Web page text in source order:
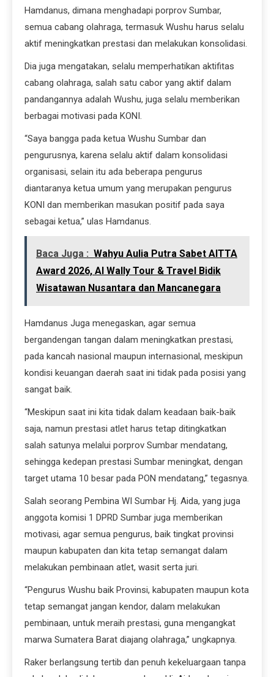
Hamdanus, dimana menghadapi porprov Sumbar,
semua cabang olahraga, termasuk Wushu harus selalu
aktif meningkatkan prestasi dan melakukan konsolidasi.
Dia juga mengatakan, selalu memperhatikan aktifitas
cabang olahraga, salah satu cabor yang aktif dalam
pandangannya adalah Wushu, juga selalu memberikan
berbagai motivasi pada KONI.
“Saya bangga pada ketua Wushu Sumbar dan
pengurusnya, karena selalu aktif dalam konsolidasi
organisasi, selain itu ada beberapa pengurus
diantaranya ketua umum yang merupakan pengurus
KONI dan memberikan masukan positif pada saya
sebagai ketua,” ulas Hamdanus.
Baca Juga : Wahyu Aulia Putra Sabet AITTA
Award 2026, Al Wally Tour & Travel Bidik
Wisatawan Nusantara dan Mancanegara
Hamdanus Juga menegaskan, agar semua
bergandengan tangan dalam meningkatkan prestasi,
pada kancah nasional maupun internasional, meskipun
kondisi keuangan daerah saat ini tidak pada posisi yang
sangat baik.
“Meskipun saat ini kita tidak dalam keadaan baik-baik
saja, namun prestasi atlet harus tetap ditingkatkan
salah satunya melalui porprov Sumbar mendatang,
sehingga kedepan prestasi Sumbar meningkat, dengan
target utama 10 besar pada PON mendatang,” tegasnya.
Salah seorang Pembina WI Sumbar Hj. Aida, yang juga
anggota komisi 1 DPRD Sumbar juga memberikan
motivasi, agar semua pengurus, baik tingkat provinsi
maupun kabupaten dan kita tetap semangat dalam
melakukan pembinaan atlet, wasit serta juri.
“Pengurus Wushu baik Provinsi, kabupaten maupun kota
tetap semangat jangan kendor, dalam melakukan
pembinaan, untuk meraih prestasi, guna mengangkat
marwa Sumatera Barat diajang olahraga,” ungkapnya.
Raker berlangsung tertib dan penuh kekeluargaan tanpa